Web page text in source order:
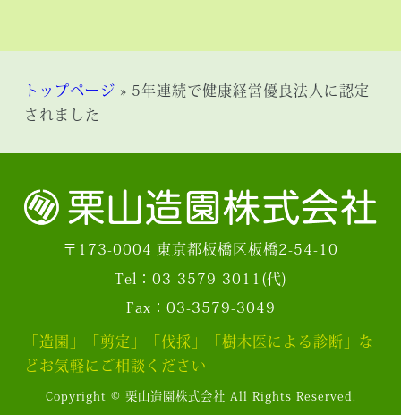
トップページ » 5年連続で健康経営優良法人に認定
されました
〒173-0004 東京都板橋区板橋2-54-10
Tel：03-3579-3011(代)
Fax：03-3579-3049
「造園」「剪定」「伐採」「樹木医による診断」な
どお気軽にご相談ください
Copyright © 栗山造園株式会社 All Rights Reserved.